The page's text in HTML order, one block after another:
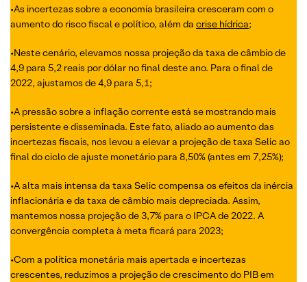
•As incertezas sobre a economia brasileira cresceram com o
aumento do risco fiscal e político, além da crise hídrica;
•Neste cenário, elevamos nossa projeção da taxa de câmbio de
4,9 para 5,2 reais por dólar no final deste ano. Para o final de
2022, ajustamos de 4,9 para 5,1;
•A pressão sobre a inflação corrente está se mostrando mais
persistente e disseminada. Este fato, aliado ao aumento das
incertezas fiscais, nos levou a elevar a projeção de taxa Selic ao
final do ciclo de ajuste monetário para 8,50% (antes em 7,25%);
•A alta mais intensa da taxa Selic compensa os efeitos da inércia
inflacionária e da taxa de câmbio mais depreciada. Assim,
mantemos nossa projeção de 3,7% para o IPCA de 2022. A
convergência completa à meta ficará para 2023;
•Com a política monetária mais apertada e incertezas
crescentes, reduzimos a projeção de crescimento do PIB em